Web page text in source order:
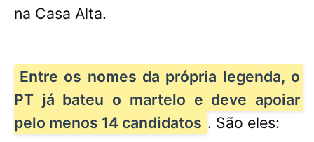
na Casa Alta.
Entre os nomes da própria legenda, o
PT já bateu o martelo e deve apoiar
pelo menos 14 candidatos . São eles: